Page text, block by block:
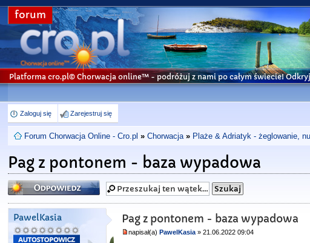
forum
Platforma cro.pl© Chorwacja online™ - podróżuj z nami po całym świecie!
Zaloguj się Zarejestruj się
Forum Chorwacja Online - Cro.pl » Chorwacja » Plaże & Adriatyk - żeglowanie,
Pag z pontonem - baza wypadowa
Odpowiedz
PawelKasia Pag z pontonem - baza wypadowa
napisał(a)PawelKasia » 21.06.2022 09:04